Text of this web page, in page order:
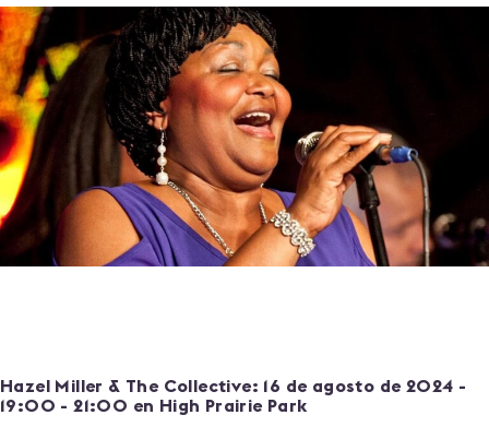
Hazel Miller & The Collective: 16 de agosto de 2024 -
19:00 - 21:00 en High Prairie Park